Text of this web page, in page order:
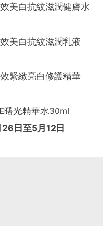
美白抗紋滋潤健膚水
美白抗紋滋潤乳液
緊緻亮白修護精華
曙光精華水30ml
日至5月12日